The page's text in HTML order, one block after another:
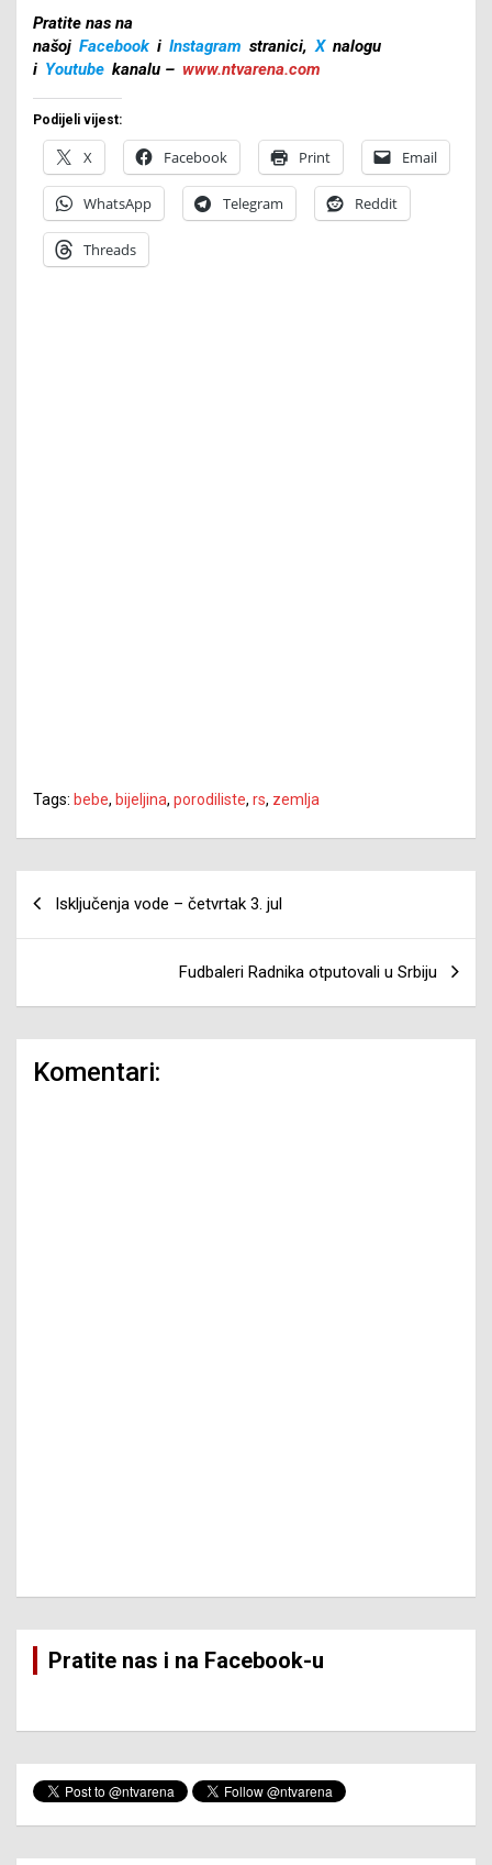
Pratite nas na
našoj Facebook i Instagram stranici, X nalogu
i Youtube kanalu – www.ntvarena.com
Podijeli vijest:
X Facebook Print Email
WhatsApp Telegram Reddit
Threads
Tags: bebe, bijeljina, porodiliste, rs, zemlja
članaka
Isključenja vode – četvrtak 3. jul
Fudbaleri Radnika otputovali u Srbiju
Komentari:
Pratite nas i na Facebook-u